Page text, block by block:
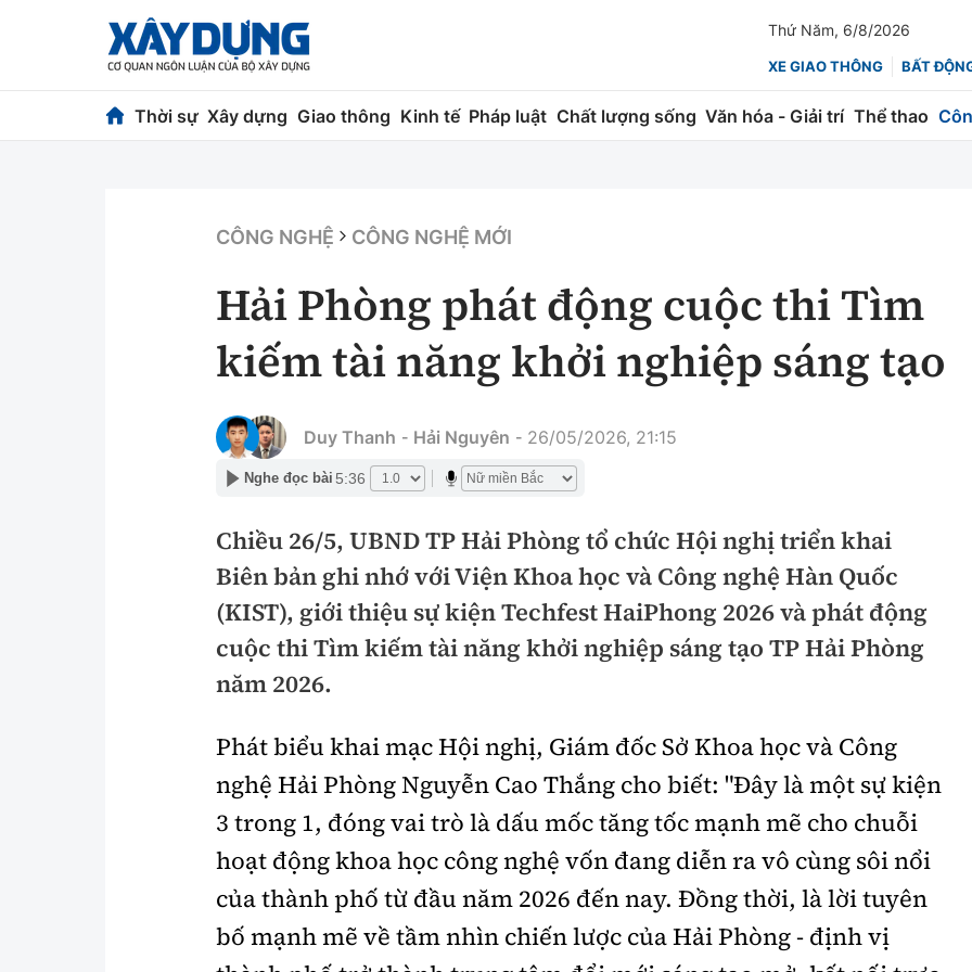
Thứ Năm, 6/8/2026
XE GIAO THÔNG BẤT
Thời sự Xây dựng Giao thông Kinh tế Pháp luật Chất lượng sống Văn hóa - Giải trí Thể thao
Chuyện dọc đường
Chỉ đạo điều hành
Vật liệu xây dựng
Giám định chất lượng
Hàng không
Đường sắt
Hàng hải
Đường sắt đô thị
Nhà thầu
Thi viết về Ngành
Chứng khoán
Bảo hiểm
An ninh hình sự
Giao thông 24h
ATGT địa phương
Văn hóa giao thông
Chung tay vì ATGT
Gương sáng giao thông
xem thêm
Chất lượng sống Văn hóa - Giải Trí Thể thao
Bóng đá
Công nghệ
Công nghệ mới
CÔNG NGHỆ CÔNG NGHỆ MỚI
Hải Phòng phát động cuộc thi Tìm
kiếm tài năng khởi nghiệp sáng tạo
Duy Thanh - Hải Nguyên - 26/05/2026, 21:15
Nghe đọc bài 5:36
Chiều 26/5, UBND TP Hải Phòng tổ chức Hội nghị triển khai
Biên bản ghi nhớ với Viện Khoa học và Công nghệ Hàn Quốc
(KIST), giới thiệu sự kiện Techfest HaiPhong 2026 và phát động
cuộc thi Tìm kiếm tài năng khởi nghiệp sáng tạo TP Hải Phòng
năm 2026.
Phát biểu khai mạc Hội nghị, Giám đốc Sở Khoa học và Công
nghệ Hải Phòng Nguyễn Cao Thắng cho biết: "Đây là một sự kiện
3 trong 1, đóng vai trò là dấu mốc tăng tốc mạnh mẽ cho chuỗi
hoạt động khoa học công nghệ vốn đang diễn ra vô cùng sôi nổi
của thành phố từ đầu năm 2026 đến nay. Đồng thời, là lời tuyên
bố mạnh mẽ về tầm nhìn chiến lược của Hải Phòng - định vị